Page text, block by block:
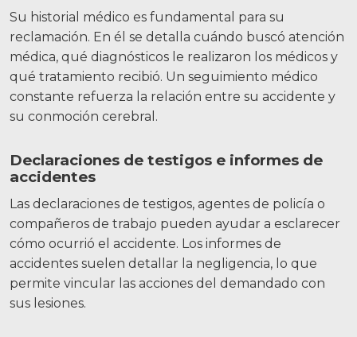
Su historial médico es fundamental para su
reclamación. En él se detalla cuándo buscó atención
médica, qué diagnósticos le realizaron los médicos y
qué tratamiento recibió. Un seguimiento médico
constante refuerza la relación entre su accidente y
su conmoción cerebral.
Declaraciones de testigos e informes de
accidentes
Las declaraciones de testigos, agentes de policía o
compañeros de trabajo pueden ayudar a esclarecer
cómo ocurrió el accidente. Los informes de
accidentes suelen detallar la negligencia, lo que
permite vincular las acciones del demandado con
sus lesiones.